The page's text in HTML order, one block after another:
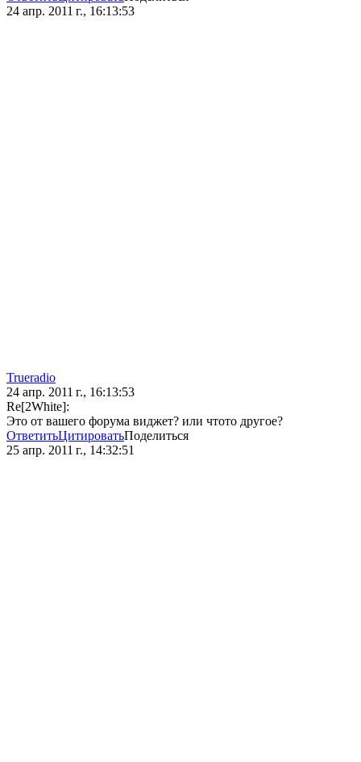
24 апр. 2011 г., 16:13:53
Trueradio
24 апр. 2011 г., 16:13:53
Re[2White]:
Это от вашего форума виджет? или чтото другое?
ОтветитьЦитироватьПоделиться
25 апр. 2011 г., 14:32:51